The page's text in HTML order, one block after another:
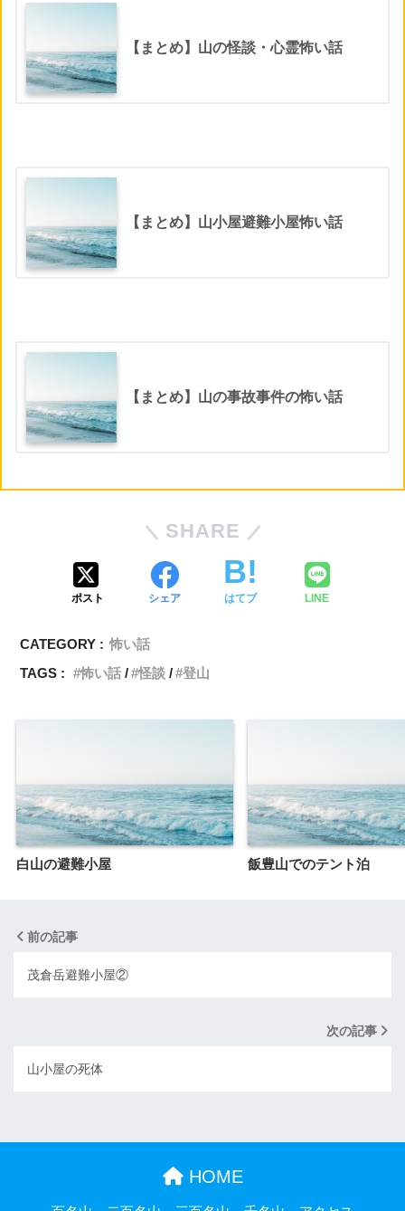
【まとめ】山の怪談・心霊怖い話
【まとめ】山小屋避難小屋怖い話
【まとめ】山の事故事件の怖い話
SHARE
ポスト シェア はてブ LINE
CATEGORY : 怖い話
TAGS :
怖い話 怪談 登山
白山の避難小屋 飯豊山でのテント泊
前の記事
茂倉岳避難小屋②
次の記事
山小屋の死体
HOME